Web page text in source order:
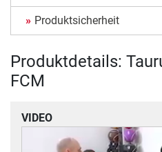
Produktsicherheit
Produktdetails:
FCM
VIDEO